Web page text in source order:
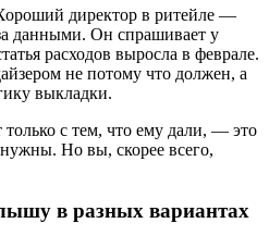
директор в ритейле —
данными. Он спрашивает у
расходов выросла в феврале.
не потому что должен, а
выкладки.
только с тем, что ему дали, — это
Но вы, скорее всего,
в разных вариантах